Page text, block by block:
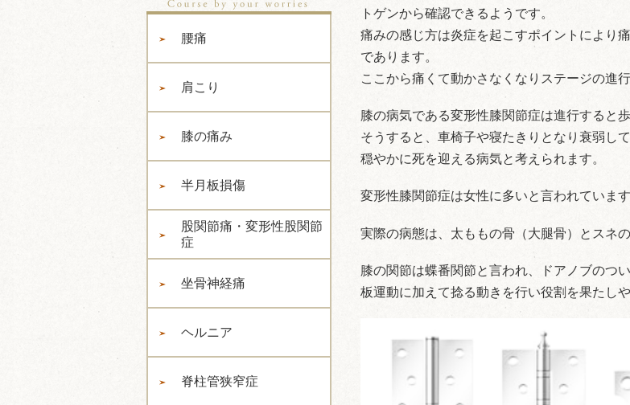
腰痛
肩こり
膝の痛み
半月板損傷
股関節痛・変形性股関節
症
坐骨神経痛
ヘルニア
脊柱管狭窄症
トゲンから確認できるようです。
痛みの感じ方は炎症を起こすポイントにより
であります。
ここから痛くて動かさなくなりステージの進
膝の病気である変形性膝関節症は進行すると
そうすると、車椅子や寝たきりとなり衰弱して
穏やかに死を迎える病気と考えられます。
変形性膝関節症は女性に多いと言われています
実際の病態は、太ももの骨（大腿骨）とスネ
膝の関節は蝶番関節と言われ、ドアノブのつ
板運動に加えて捻る動きを行い役割を果たし